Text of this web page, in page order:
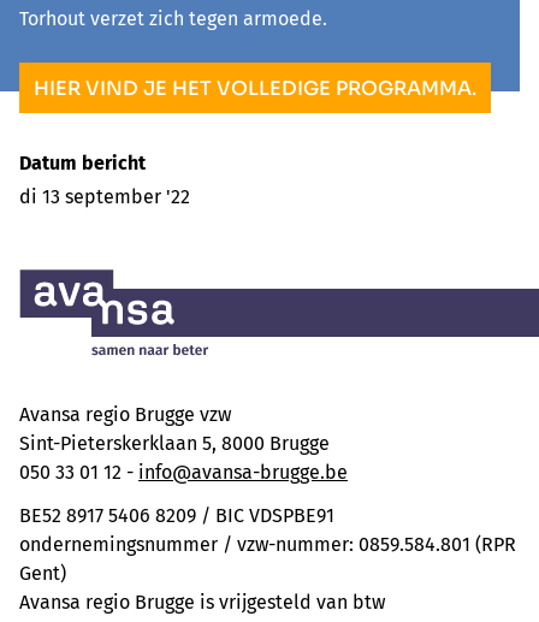
Torhout verzet zich tegen armoede.
HIER VIND JE HET VOLLEDIGE PROGRAMMA.
Datum bericht
di 13 september '22
Avansa regio Brugge vzw
Sint-Pieterskerklaan 5, 8000 Brugge
050 33 01 12 - info@avansa-brugge.be
BE52 8917 5406 8209 / BIC VDSPBE91
ondernemingsnummer / vzw-nummer: 0859.584.801 (RPR
Gent)
Avansa regio Brugge is vrijgesteld van btw